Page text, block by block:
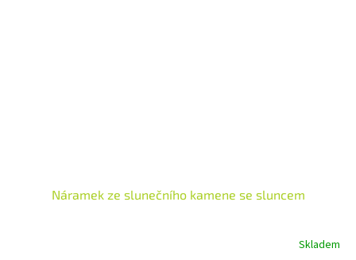
Náramek ze slunečního kamene se sluncem
Skladem